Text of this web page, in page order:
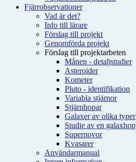
Fjärrobservationer
Vad är det?
Info till lärare
Förslag till projekt
Genomförda projekt
Förslag till projektarbeten
Månen - detaljstudier
Asteroider
Kometer
Pluto - identifikation
Variabla stjärnor
Stjärnhopar
Galaxer av olika typer
Studie av en galaxhop
Supernovor
Kvasarer
Användarmanual